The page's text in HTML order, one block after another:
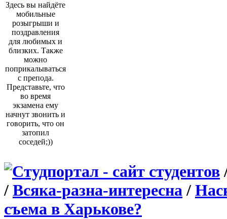
Здесь вы найдёте
мобильные
розыгрыши и
поздравления
для любимых и
близких. Также
можно
поприкалываться
с препода.
Представьте, что
во время
экзамена ему
начнут звонить и
говорить, что он
затопил
соседей;))
/ Всяка-разна-интересна/
съема в Харькове?